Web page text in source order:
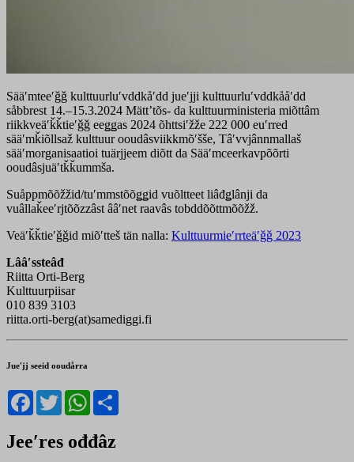
Sääʹmteeʹǧǧ kulttuurluʹvddkåʹdd jueʹjji kulttuurluʹvddkååʹdd
såbbrest 14.–15.3.2024 Mättʼtõs- da kulttuurministeria miõttâm
riikkveäʹǩǩtieʹǧǧ eeǥǥas 2024 õhttsiʹžže 222 000 euʹrred
sääʹmǩiõllsaž kulttuur ooudâsviikkmõʹšše, Tâʹvvjânnmallaš
sääʹmorganisaatioi tuärjjeem diõtt da Sääʹmceerkavpõõrti
ooudâsjuäʹtǩǩummša.
Suåppmõõžžid/tuʹmmstõõǥǥid vuõltteet liâđǥlânji da
vuâllaǩeeʹrjtõõzzâst ââʹnet raavâs tobddõõttmõõžž.
Veäʹǩǩtieʹǧǧid miõʹtteš tän nalla: Kulttuurmieʹrrteäʹǧǧ 2023
Lââʹssteâđ
Riitta Orti-Berg
Kulttuurpiisar
010 839 3103
riitta.orti-berg(at)samediggi.fi
Jueʹjj seeid ooudårra
Facebook
TwitterWhatsApp
Jeeʹres ođđâz